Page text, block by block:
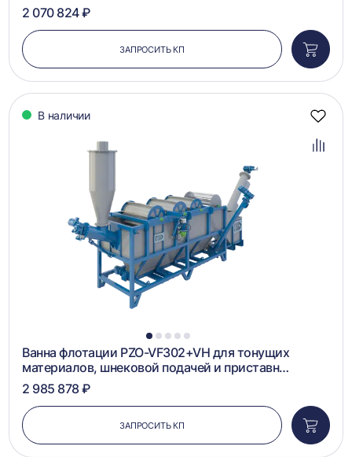
2 070 824 ₽
ЗАПРОСИТЬ КП
в
В наличии
1 2 3 4 5
Ванна флотации PZO-VF302+VH для тонущих
материалов, шнековой подачей и приставн…
2 985 878 ₽
ЗАПРОСИТЬ КП
в